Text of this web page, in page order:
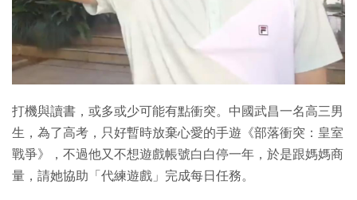
打機與讀書，或多或少可能有點衝突。中國武昌一名高三男
生，為了高考，只好暫時放棄心愛的手遊《部落衝突：皇室
戰爭》，不過他又不想遊戲帳號白白停一年，於是跟媽媽商
量，請她協助「代練遊戲」完成每日任務。